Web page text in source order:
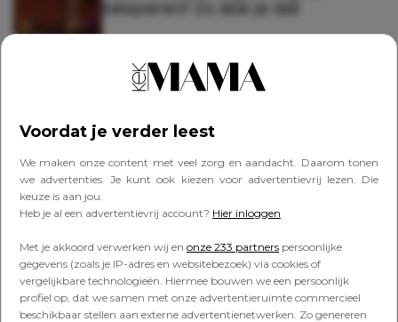
Voordat je verder leest
We maken onze content met veel zorg en aandacht. Daarom tonen
we advertenties. Je kunt ook kiezen voor advertentievrij lezen. Die
keuze is aan jou.
Heb je al een advertentievrij account? Hier inloggen
Met je akkoord verwerken wij en onze 233 partners persoonlijke
gegevens (zoals je IP-adres en websitebezoek) via cookies of
vergelijkbare technologieën. Hiermee bouwen we een persoonlijk
profiel op, dat we samen met onze advertentieruimte commercieel
beschikbaar stellen aan externe advertentienetwerken. Zo genereren
besparen? Zo doe je dat
GEEN CATEGORIE
maak je in een handomdraai
Deze zomerse drankjes zijn